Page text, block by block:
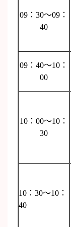
09：30～09：
40
09：40～10：
00
10：00～10：
30
10：30～10：
40